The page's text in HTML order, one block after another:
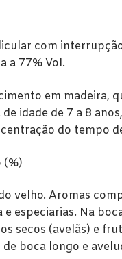
com
a 77% Vol.
em madeira,
idade de 7 a 8
do tempo
(%)
velho. Aromas
especiarias. Na
secos (avelãs) e
boca longo e